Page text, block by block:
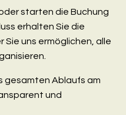
starten die Buchung
erhalten Sie die
uns ermöglichen, alle
gesamten Ablaufs am
und